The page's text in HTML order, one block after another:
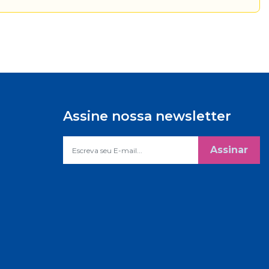
Assine nossa newsletter
Assinar